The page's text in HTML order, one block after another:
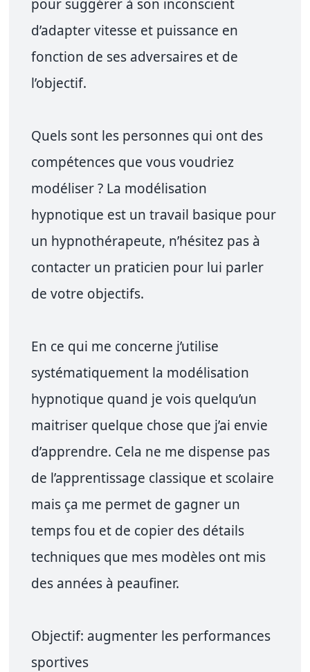
pour suggérer à son inconscient
d’adapter vitesse et puissance en
fonction de ses adversaires et de
l’objectif.
Quels sont les personnes qui ont des
compétences que vous voudriez
modéliser ? La modélisation
hypnotique est un travail basique pour
un hypnothérapeute, n’hésitez pas à
contacter un praticien pour lui parler
de votre objectifs.
En ce qui me concerne j’utilise
systématiquement la modélisation
hypnotique quand je vois quelqu’un
maitriser quelque chose que j’ai envie
d’apprendre. Cela ne me dispense pas
de l’apprentissage classique et scolaire
mais ça me permet de gagner un
temps fou et de copier des détails
techniques que mes modèles ont mis
des années à peaufiner.
Objectif: augmenter les performances
sportives